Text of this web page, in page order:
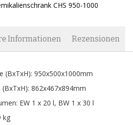
CHS 950-1000
(BxTxH): 950x500x1000mm
862x467x894mm
EW 1 x 20 l, BW 1 x 30 l
kg
Informationen Rezensionen